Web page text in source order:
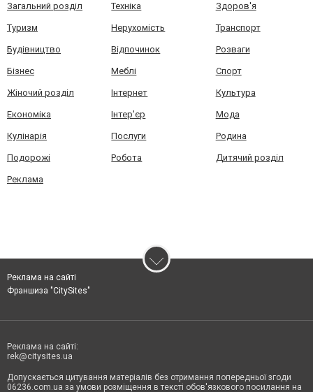
Загальний розділ Техніка Здоров'я
Туризм Нерухомість Транспорт
Будівництво Відпочинок Розваги
Бізнес Меблі Спорт
Жіночий розділ Інтернет Культура
Економіка Інтер'єр Мода
Кулінарія Послуги Родина
Подорожі Робота Дитячий розділ
Реклама
Реклама на сайті
Франшиза "CitySites"
Реклама на сайті:
rek@citysites.ua
Допускається цитування матеріалів без отримання попередньої згоди
06236.com.ua за умови розміщення в тексті обов'язкового посилання на